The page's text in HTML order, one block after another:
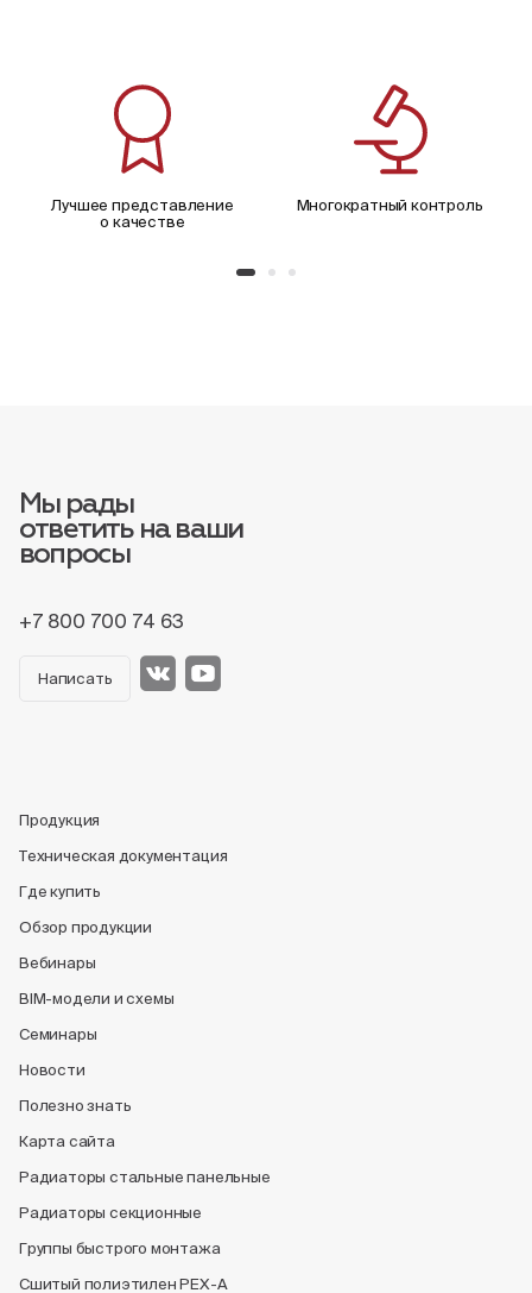
Лучшее представление
о качестве
Многократный контроль
Мы рады
ответить на ваши
вопросы
+7 800 700 74 63
Написать
Продукция
Техническая документация
Где купить
Обзор продукции
Вебинары
BIM-модели и схемы
Семинары
Новости
Полезно знать
Карта сайта
Радиаторы стальные панельные
Радиаторы секционные
Группы быстрого монтажа
Сшитый полиэтилен PEX-A